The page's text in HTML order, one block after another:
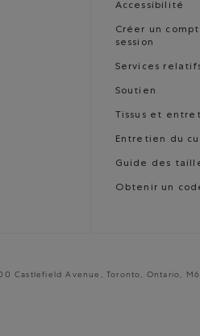
Accessibilité
Créer un
session
Services
Soutien
Tissus et
Entretien du
Guide des
Obtenir un
Castlefield Avenue, Toronto, Ontario,